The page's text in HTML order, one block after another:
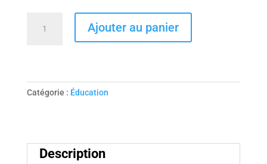
le
chien
Ajouter au panier
Catégorie : Éducation
Description